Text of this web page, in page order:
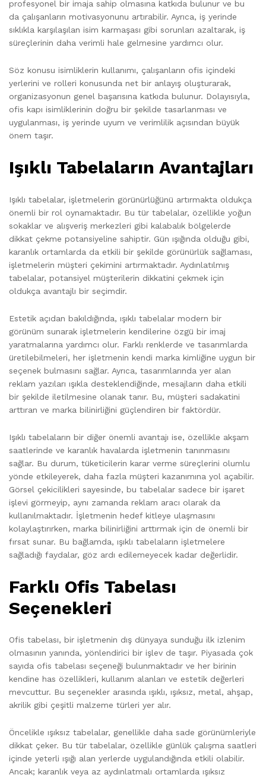
profesyonel bir imaja sahip olmasına katkıda bulunur ve bu
da çalışanların motivasyonunu artırabilir. Ayrıca, iş yerinde
sıklıkla karşılaşılan isim karmaşası gibi sorunları azaltarak, iş
süreçlerinin daha verimli hale gelmesine yardımcı olur.
Söz konusu isimliklerin kullanımı, çalışanların ofis içindeki
yerlerini ve rolleri konusunda net bir anlayış oluşturarak,
organizasyonun genel başarısına katkıda bulunur. Dolayısıyla,
ofis kapı isimliklerinin doğru bir şekilde tasarlanması ve
uygulanması, iş yerinde uyum ve verimlilik açısından büyük
önem taşır.
Işıklı Tabelaların Avantajları
Işıklı tabelalar, işletmelerin görünürlüğünü artırmakta oldukça
önemli bir rol oynamaktadır. Bu tür tabelalar, özellikle yoğun
sokaklar ve alışveriş merkezleri gibi kalabalık bölgelerde
dikkat çekme potansiyeline sahiptir. Gün ışığında olduğu gibi,
karanlık ortamlarda da etkili bir şekilde görünürlük sağlaması,
işletmelerin müşteri çekimini artırmaktadır. Aydınlatılmış
tabelalar, potansiyel müşterilerin dikkatini çekmek için
oldukça avantajlı bir seçimdir.
Estetik açıdan bakıldığında, ışıklı tabelalar modern bir
görünüm sunarak işletmelerin kendilerine özgü bir imaj
yaratmalarına yardımcı olur. Farklı renklerde ve tasarımlarda
üretilebilmeleri, her işletmenin kendi marka kimliğine uygun bir
seçenek bulmasını sağlar. Ayrıca, tasarımlarında yer alan
reklam yazıları ışıkla desteklendiğinde, mesajların daha etkili
bir şekilde iletilmesine olanak tanır. Bu, müşteri sadakatini
arttıran ve marka bilinirliğini güçlendiren bir faktördür.
Işıklı tabelaların bir diğer önemli avantajı ise, özellikle akşam
saatlerinde ve karanlık havalarda işletmenin tanınmasını
sağlar. Bu durum, tüketicilerin karar verme süreçlerini olumlu
yönde etkileyerek, daha fazla müşteri kazanımına yol açabilir.
Görsel çekicilikleri sayesinde, bu tabelalar sadece bir işaret
işlevi görmeyip, aynı zamanda reklam aracı olarak da
kullanılmaktadır. İşletmenin hedef kitleye ulaşmasını
kolaylaştırırken, marka bilinirliğini arttırmak için de önemli bir
fırsat sunar. Bu bağlamda, ışıklı tabelaların işletmelere
sağladığı faydalar, göz ardı edilemeyecek kadar değerlidir.
Farklı Ofis Tabelası
Seçenekleri
Ofis tabelası, bir işletmenin dış dünyaya sunduğu ilk izlenim
olmasının yanında, yönlendirici bir işlev de taşır. Piyasada çok
sayıda ofis tabelası seçeneği bulunmaktadır ve her birinin
kendine has özellikleri, kullanım alanları ve estetik değerleri
mevcuttur. Bu seçenekler arasında ışıklı, ışıksız, metal, ahşap,
akrilik gibi çeşitli malzeme türleri yer alır.
Öncelikle ışıksız tabelalar, genellikle daha sade görünümleriyle
dikkat çeker. Bu tür tabelalar, özellikle günlük çalışma saatleri
içinde yeterli ışığı alan yerlerde uygulandığında etkili olabilir.
Ancak; karanlık veya az aydınlatmalı ortamlarda ışıksız